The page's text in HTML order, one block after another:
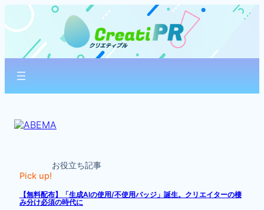
内
を
Pick up!
お役立ち記事
【無料配布】「生成AIの使用/不使用バッジ」誕生。クリエイターの棲
み分け必須の時代に